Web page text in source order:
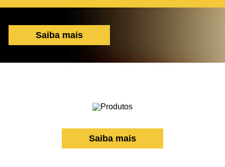
Saiba mais
Saiba mais